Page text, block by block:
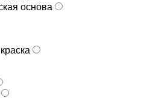
основа